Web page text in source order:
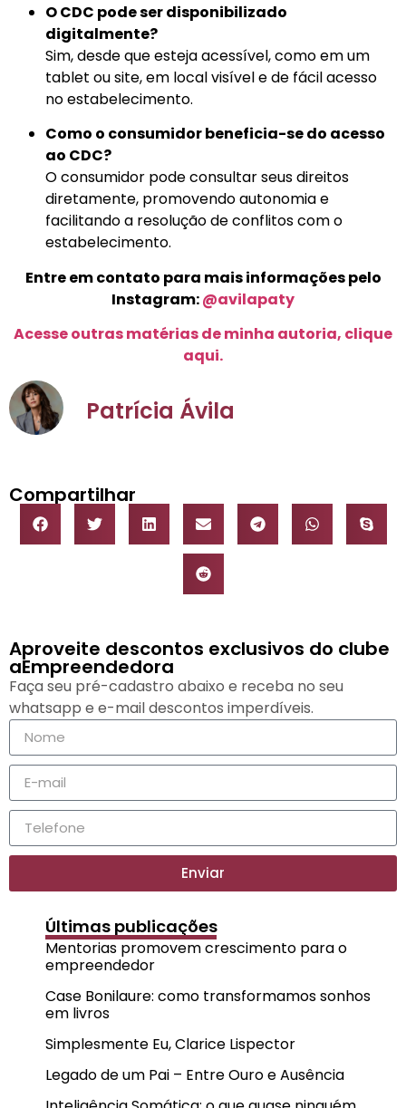
O CDC pode ser disponibilizado
digitalmente?
Sim, desde que esteja acessível, como em um
tablet ou site, em local visível e de fácil acesso
no estabelecimento.
Como o consumidor beneficia-se do acesso
ao CDC?
O consumidor pode consultar seus direitos
diretamente, promovendo autonomia e
facilitando a resolução de conflitos com o
estabelecimento.
Entre em contato para mais informações pelo
Instagram:@avilapaty
Acesse outras matérias de minha autoria, clique
aqui.
Patrícia Ávila
Compartilhar
Aproveite descontos exclusivos do clube
aEmpreendedora
Faça seu pré-cadastro abaixo e receba no seu
whatsapp e e-mail descontos imperdíveis.
Enviar
Últimas publicações
Mentorias promovem crescimento para o
empreendedor
Case Bonilaure: como transformamos sonhos
em livros
Simplesmente Eu, Clarice Lispector
Legado de um Pai – Entre Ouro e Ausência